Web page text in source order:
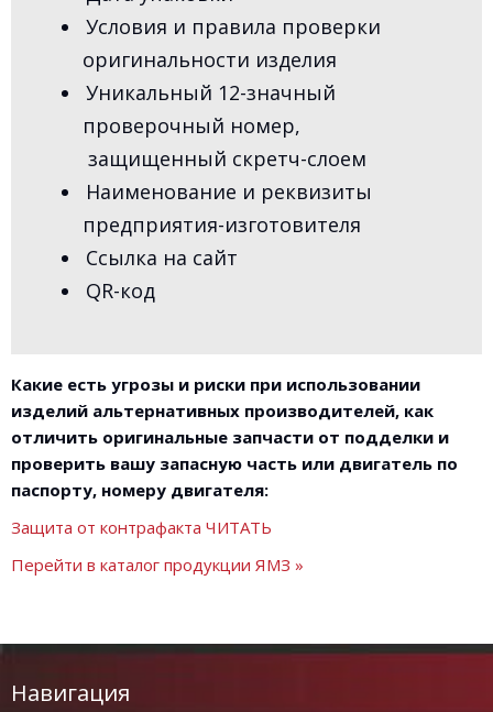
Условия и правила проверки
оригинальности изделия
Уникальный 12-значный
проверочный номер,
защищенный скретч-слоем
Наименование и реквизиты
предприятия-изготовителя
Ссылка на сайт
QR-код
Какие есть угрозы и риски при использовании
изделий альтернативных производителей, как
отличить оригинальные запчасти от подделки и
проверить вашу запасную часть или двигатель по
паспорту, номеру двигателя:
Защита от контрафакта ЧИТАТЬ
Перейти в каталог продукции ЯМЗ »
Навигация